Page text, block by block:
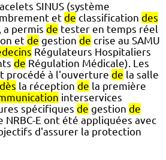
SINUS (système
et de classification des
a permis de tester en temps réel
et de gestion de crise au SAMU
Régulateurs Hospitaliers
de Régulation Médicale). Les
procédé à l'ouverture de la salle
dès la réception de la première
interservices
spécifiques de gestion de
NRBC-E ont été appliquées avec
d'assurer la protection